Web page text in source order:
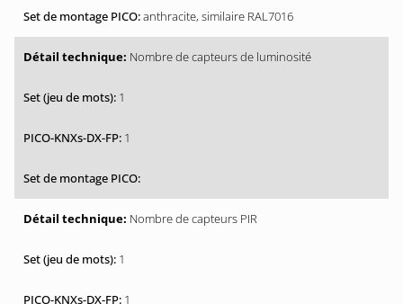
anthracite, similaire RAL7016
Nombre de capteurs de luminosité
1
1
Nombre de capteurs PIR
1
1